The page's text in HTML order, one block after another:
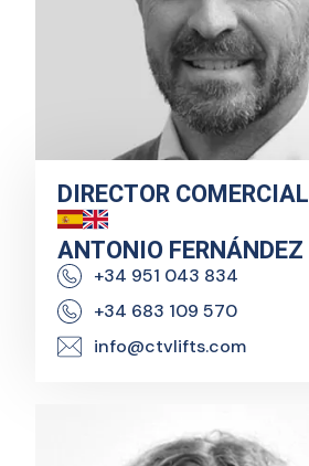
DIRECTOR COMERCIAL
ANTONIO FERNÁNDEZ
+34 951 043 834
+34 683 109 570
info@ctvlifts.com